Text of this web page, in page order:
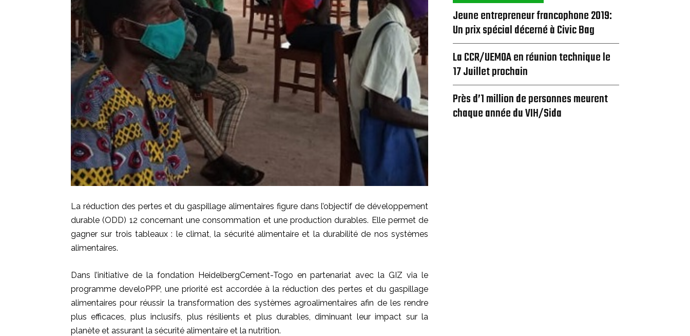
La réduction des pertes et du gaspillage alimentaires figure dans l’objectif de développement
durable (ODD) 12 concernant une consommation et une production durables. Elle permet de
gagner sur trois tableaux : le climat, la sécurité alimentaire et la durabilité de nos systèmes
alimentaires.
Dans l’initiative de la fondation HeidelbergCement-Togo en partenariat avec la GIZ via le
programme develoPPP, une priorité est accordée à la réduction des pertes et du gaspillage
alimentaires pour réussir la transformation des systèmes agroalimentaires afin de les rendre
plus efficaces, plus inclusifs, plus résilients et plus durables, diminuant leur impact sur la
planète et assurant la sécurité alimentaire et la nutrition.
Jeune entrepreneur francophone 2019:
Un prix spécial décerné à Civic Bag
La CCR/UEMOA en réunion technique le
17 Juillet prochain
Près d’1 million de personnes meurent
chaque année du VIH/Sida